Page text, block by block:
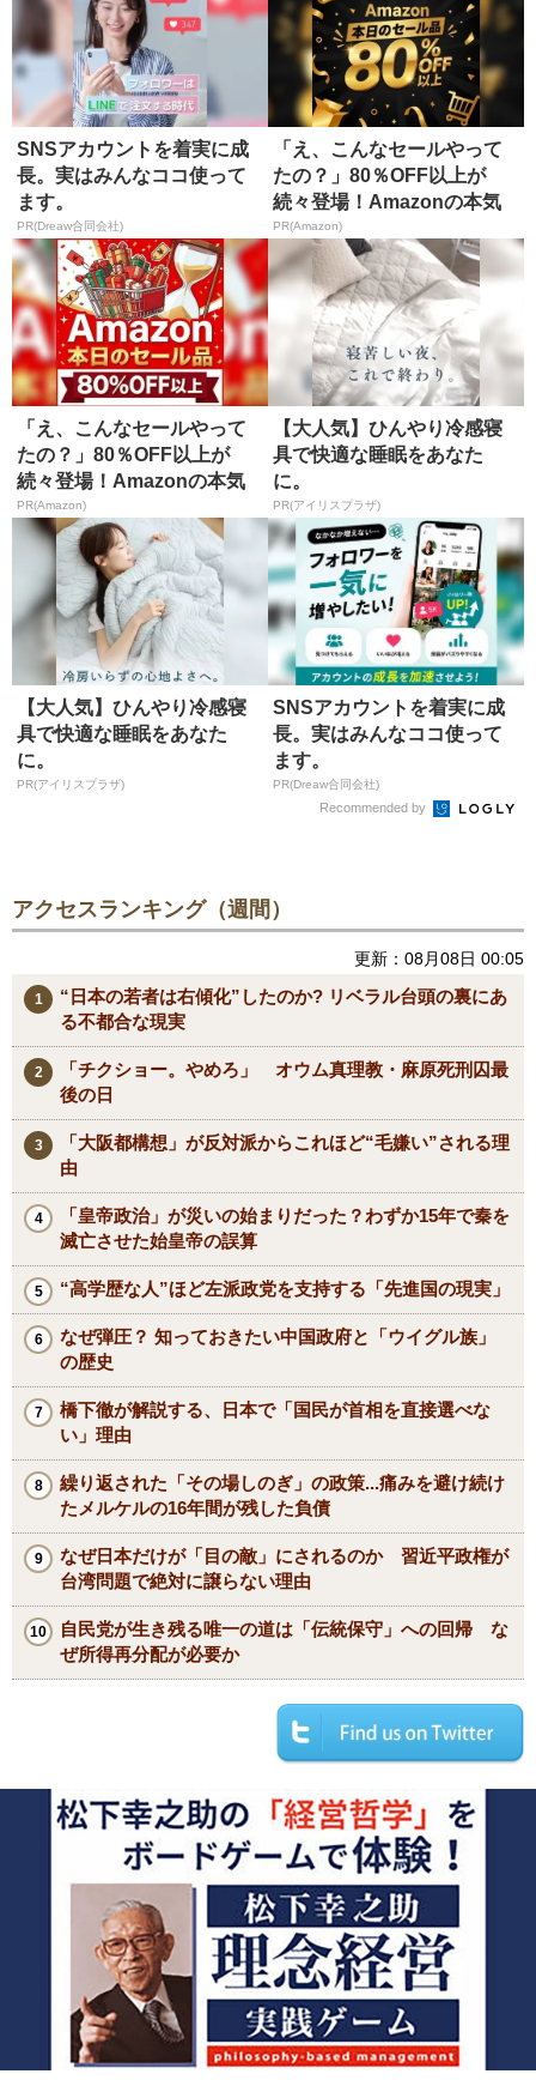
SNSアカウントを着実に成
長。実はみんなココ使って
ます。
PR(Dreaw合同会社)
「え、こんなセールやって
たの？」80％OFF以上が
続々登場！Amazonの本気
が...
PR(Amazon)
「え、こんなセールやって
たの？」80％OFF以上が
続々登場！Amazonの本気
が...
PR(Amazon)
【大人気】ひんやり冷感寝
具で快適な睡眠をあなた
に。
PR(アイリスプラザ)
【大人気】ひんやり冷感寝
具で快適な睡眠をあなた
に。
PR(アイリスプラザ)
SNSアカウントを着実に成
長。実はみんなココ使って
ます。
PR(Dreaw合同会社)
Recommended by
アクセスランキング（週間）
更新：08月08日 00:05
“日本の若者は右傾化”したのか? リベラル台頭の裏にあ
る不都合な現実
「チクショー。やめろ」 オウム真理教・麻原死刑囚最
後の日
「大阪都構想」が反対派からこれほど“毛嫌い”される理
由
「皇帝政治」が災いの始まりだった？わずか15年で秦を
滅亡させた始皇帝の誤算
“高学歴な人”ほど左派政党を支持する「先進国の現実」
なぜ弾圧？ 知っておきたい中国政府と「ウイグル族」
の歴史
橋下徹が解説する、日本で「国民が首相を直接選べな
い」理由
繰り返された「その場しのぎ」の政策...痛みを避け続け
たメルケルの16年間が残した負債
なぜ日本だけが「目の敵」にされるのか 習近平政権が
台湾問題で絶対に譲らない理由
自民党が生き残る唯一の道は「伝統保守」への回帰 な
ぜ所得再分配が必要か